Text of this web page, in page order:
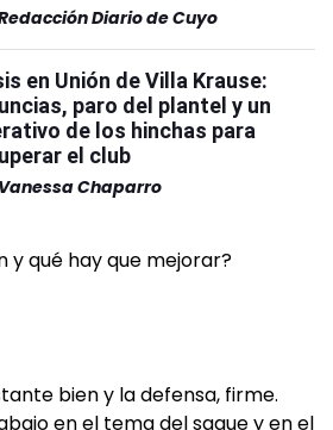
Diario de Cuyo
en Unión de Villa Krause:
paro del plantel y un
de los hinchas para
el club
Vanessa Chaparro
y qué hay que mejorar?
bien y la defensa, firme.
en el tema del saque y en el